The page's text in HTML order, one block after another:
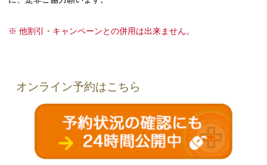
※ 他割引・キャンペーンとの併用は出来ません。
オンライン予約はこちら